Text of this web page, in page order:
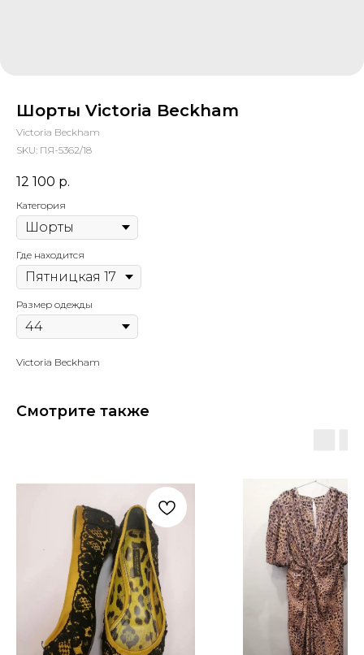
Шорты Victoria Beckham
Victoria Beckham
SKU: ПЯ-5362/18
12 100 р.
Категория
Где находится
Размер одежды
Victoria Beckham
Смотрите также